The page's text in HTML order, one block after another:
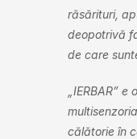
răsărituri,
deopotrivă
de care
„IERBAR”
călătorie în